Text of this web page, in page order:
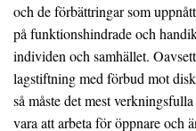
och de förbättringar som
på funktionshindrade och
individen och samhället.
lagstiftning med förbud mot
så måste det mest
vara att arbeta för öppnare och